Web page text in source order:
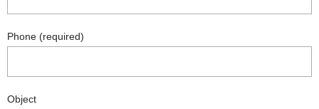
Phone (required)
Object